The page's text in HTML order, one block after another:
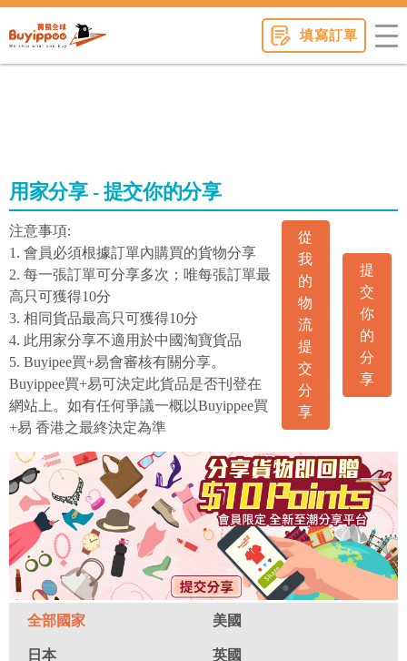
填寫訂單
用家分享 - 提交你的分享
注意事項:
1. 會員必須根據訂單內購買的貨物分享
2. 每一張訂單可分享多次；唯每張訂單最
高只可獲得10分
3. 相同貨品最高只可獲得10分
4. 此用家分享不適用於中國淘寶貨品
5. Buyipee買+易會審核有關分享。
Buyippee買+易可決定此貨品是否刊登在
網站上。如有任何爭議一概以Buyippee買
+易 香港之最終決定為準
從
我
的
物
流
提
交
分
享
提
交
你
的
分
享
全部國家 美國
日本 英國